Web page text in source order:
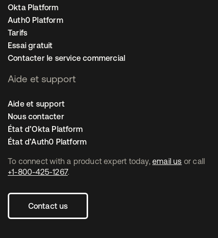
To connect with a product expert today, email us or call
+1-800-425-1267.
Contact us
Okta Platform
Auth0 Platform
Tarifs
Essai gratuit
Contacter le service commercial
Aide et support
Aide et support
Nous contacter
État d’Okta Platform
État d’Auth0 Platform